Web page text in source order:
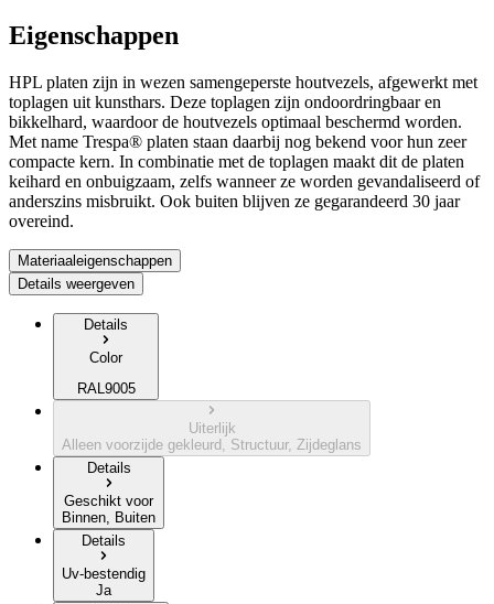
Eigenschappen
HPL platen zijn in wezen samengeperste houtvezels, afgewerkt met
toplagen uit kunsthars. Deze toplagen zijn ondoordringbaar en
bikkelhard, waardoor de houtvezels optimaal beschermd worden.
Met name Trespa® platen staan daarbij nog bekend voor hun zeer
compacte kern. In combinatie met de toplagen maakt dit de platen
keihard en onbuigzaam, zelfs wanneer ze worden gevandaliseerd of
anderszins misbruikt. Ook buiten blijven ze gegarandeerd 30 jaar
overeind.
Materiaaleigenschappen
Details weergeven
Details
Color
RAL9005
Uiterlijk
Alleen voorzijde gekleurd, Structuur, Zijdeglans
Details
Geschikt voor
Binnen, Buiten
Details
Uv-bestendig
Ja